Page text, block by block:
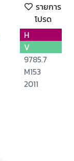
รายการ
โปรด
H
V
9785.7
M153
2011